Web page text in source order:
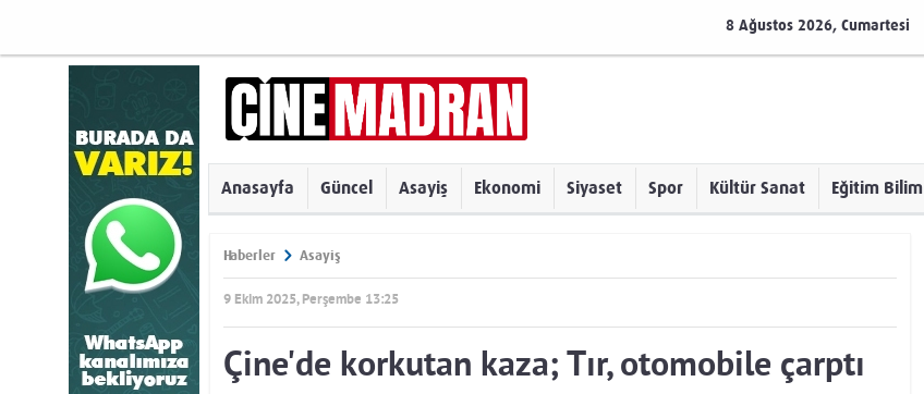
8 Ağustos 2026, Cumartesi
Anasayfa Güncel Asayiş Ekonomi Siyaset Spor Kültür Sanat Eğitim Bilim
Haberler Asayiş
9 Ekim 2025, Perşembe 13:25
Çine'de korkutan kaza; Tır, otomobile çarptı